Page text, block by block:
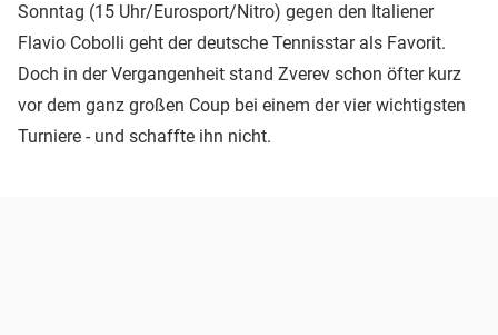
Sonntag (15 Uhr/Eurosport/Nitro) gegen den Italiener
Flavio Cobolli geht der deutsche Tennisstar als Favorit.
Doch in der Vergangenheit stand Zverev schon öfter kurz
vor dem ganz großen Coup bei einem der vier wichtigsten
Turniere - und schaffte ihn nicht.